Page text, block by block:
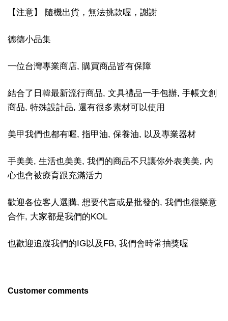
【注意】 隨機出貨，無法挑款喔，謝謝
德德小品集
一位台灣專業商店, 購買商品皆有保障
結合了日韓最新流行商品, 文具禮品一手包辦, 手帳文創
商品, 特殊設計品, 還有很多素材可以使用
美甲我們也都有喔, 指甲油, 保養油, 以及專業器材
手美美, 生活也美美, 我們的商品不只讓你外表美美, 內
心也會被療育跟充滿活力
歡迎各位客人選購, 想要代言或是批發的, 我們也很樂意
合作, 大家都是我們的KOL
也歡迎追蹤我們的IG以及FB, 我們會時常抽獎喔
Customer comments